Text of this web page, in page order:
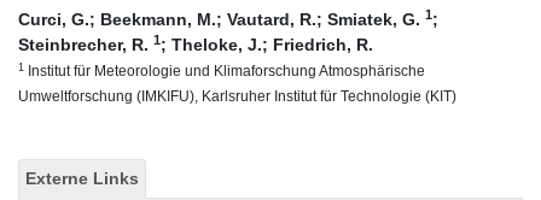
Curci, G.; Beekmann, M.; Vautard, R.; Smiatek, G. 1;
Steinbrecher, R. 1; Theloke, J.; Friedrich, R.
1 Institut für Meteorologie und Klimaforschung Atmosphärische
Umweltforschung (IMKIFU), Karlsruher Institut für Technologie (KIT)
Externe Links